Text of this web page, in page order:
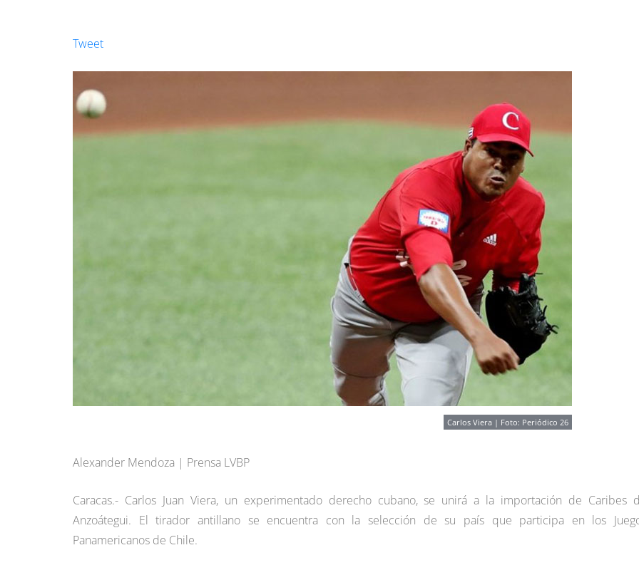
Tweet
Carlos Viera | Foto: Periódico 26
Alexander Mendoza | Prensa LVBP
Caracas.- Carlos Juan Viera, un experimentado derecho cubano, se unirá a la importación de Caribes
Anzoátegui. El tirador antillano se encuentra con la selección de su país que participa en los
Panamericanos de Chile.